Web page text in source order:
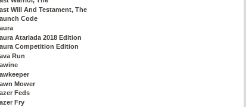
Will And Testament, The
Code
Atariada 2018 Edition
Competition Edition
Run
Mower
Feds
Fry